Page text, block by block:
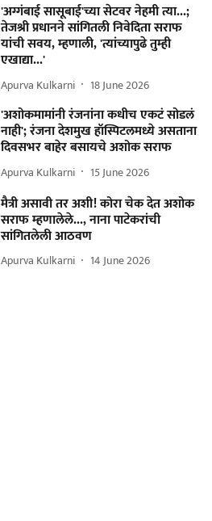
'अग्गंबाई सासूबाई'च्या सेटवर नेहमी त्या...;
तेजश्री प्रधानने सांगितली निवेदिता सराफ
यांची सवय, म्हणाली, 'त्यांच्यापुढे तुम्ही
एखाद्या...'
Apurva Kulkarni 18 June 2026
'अशोकमामांनी रंजनांना कधीच एकटं सोडलं
नाही'; रंजना देशमुख हॉस्पिटलमध्ये असताना
दिवसभर बाहेर बसायचे अशोक सराफ
Apurva Kulkarni 15 June 2026
मैत्री असावी तर अशी! कोरा चेक देत अशोक
सराफ म्हणालेले..., नाना पाटेकरांची
सांगितलेली आठवण
Apurva Kulkarni 14 June 2026